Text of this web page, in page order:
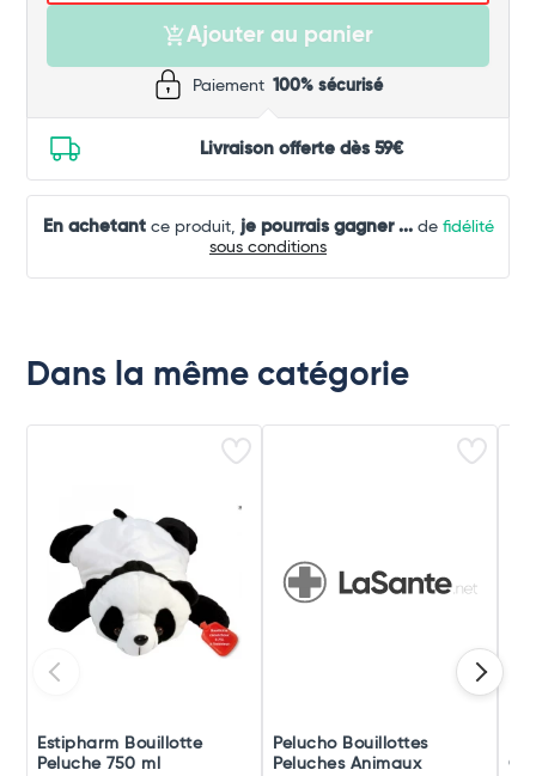
Ajouter au panier
Paiement 100% sécurisé
Livraison offerte dès 59€
En achetantce produit, je pourrais gagner ...de fidélité
sous conditions
Dans la même catégorie
Estipharm Bouillotte
Peluche 750 ml
Pelucho Bouillottes
Peluches Animaux